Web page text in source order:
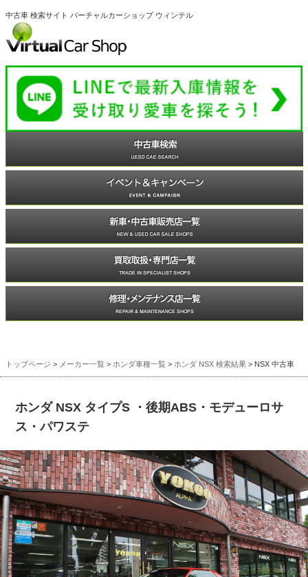
中古車 検索サイト バーチャルカーショップ ウィンテル
トップページ > メーカー一覧 > ホンダ車種一覧 > ホンダ NSX 検索結果 > NSX 中古車
ホンダ NSX タイプS ・後期ABS・モデューロサ
ス・パワステ